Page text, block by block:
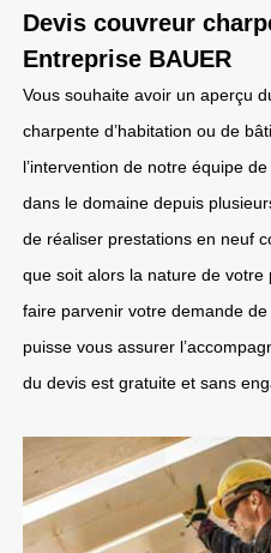
Devis couvreur
Entreprise BAUER
Vous souhaite avoir un aperçu
charpente d’habitation ou de
l’intervention de notre équipe
dans le domaine depuis
de réaliser prestations en neuf
que soit alors la nature de votre
faire parvenir votre demande
puisse vous assurer
du devis est gratuite et sans